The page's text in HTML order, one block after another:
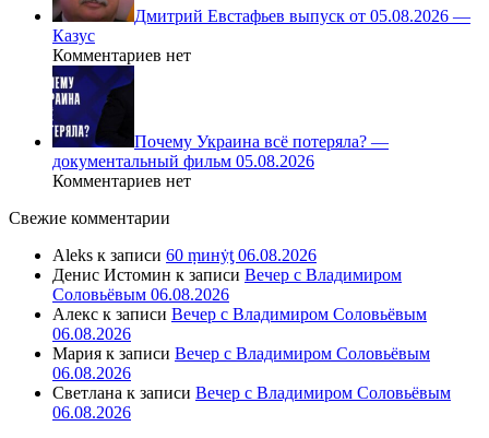
Дмитрий Евстафьев выпуск от 05.08.2026 —
Казус
Комментариев нет
Почему Украина всё потеряла? —
документальный фильм 05.08.2026
Комментариев нет
Свежие комментарии
Aleks к записи 60 ṃинẏƫ 06.08.2026
Денис Истомин к записи Вечер с Владимиром
Соловьёвым 06.08.2026
Алекс к записи Вечер с Владимиром Соловьёвым
06.08.2026
Мария к записи Вечер с Владимиром Соловьёвым
06.08.2026
Светлана к записи Вечер с Владимиром Соловьёвым
06.08.2026